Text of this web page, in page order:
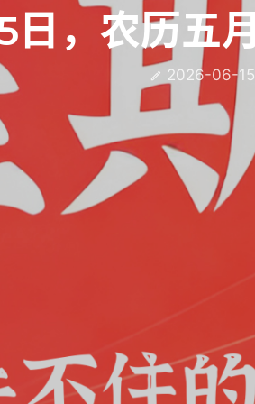
日，农历五
 2026-06-15